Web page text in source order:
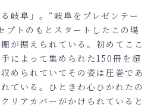
岐阜」。“岐阜をプレゼンテー
プトのもとスタートしたこの場
が据えられている。初めてここ
によって集められた150冊を超
められていてその姿は圧巻であ
ている。ひときわ心ひかれたの
リアカバーがかけられていると